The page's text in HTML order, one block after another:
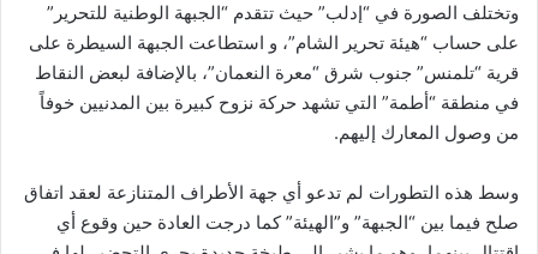
وتختلف الصورة في “إدلب” حيث تتقدم “الجبهة الوطنية للتحرير”
على حساب “هيئة تحرير الشام”، و استطاعت الجبهة السيطرة على
قرية “تلمنس” جنوب شرق “معرة النعمان”، بالإضافة لبعض النقاط
في منطقة “أطمة” التي تشهد حركة نزوح كبيرة بين المدنيين خوفاً
من وصول المعارك إليهم.
وسط هذه التطورات لم تدعو أي جهة الأطراف المتنازعة لعقد اتفاق
صلح فيما بين “الجبهة” و”الهيئة” كما درجت العادة حين وقوع أي